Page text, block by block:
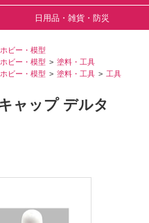
日用品・雑貨・防災
ホビー・模型
ホビー・模型
塗料・工具
ホビー・模型 塗料・工具 工具
ャップ デルタ